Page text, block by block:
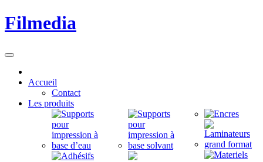
Filmedia
Accueil
Contact
Les produits